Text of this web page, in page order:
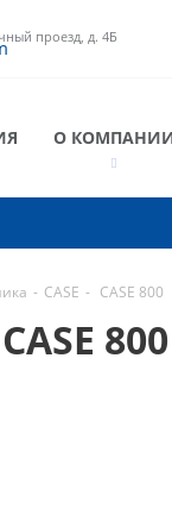
проезд, д. 4Б
О
- CASE - CASE 800